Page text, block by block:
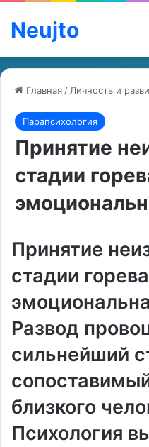
Neujto
Главная / Личность и
Парапсихология
Принятие
стадии
Принятие
стадии
Развод
сильнейший
близкого
Психология